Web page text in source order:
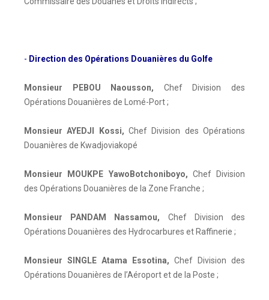
- Direction des Opérations Douanières du Golfe
Monsieur PEBOU Naousson, Chef Division des
Opérations Douanières de Lomé-Port ;
Monsieur AYEDJI Kossi, Chef Division des Opérations
Douanières de Kwadjoviakopé
Monsieur MOUKPE YawoBotchoniboyo, Chef Division
des Opérations Douanières de la Zone Franche ;
Monsieur PANDAM Nassamou, Chef Division des
Opérations Douanières des Hydrocarbures et Raffinerie ;
Monsieur SINGLE Atama Essotina, Chef Division des
Opérations Douanières de l’Aéroport et de la Poste ;